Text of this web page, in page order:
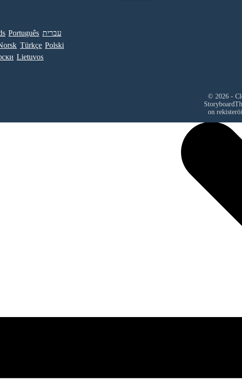
Português עברית
Türkçe Polski
Lietuvos
© 2026 -
on